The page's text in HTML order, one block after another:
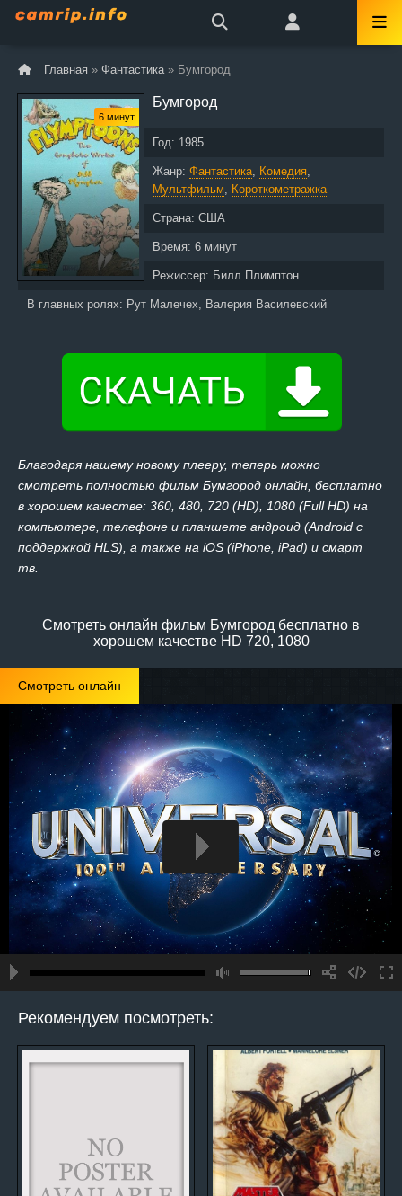
Главная » Фантастика » Бумгород
6 минут
Бумгород
Год: 1985
Жанр: Фантастика, Комедия,
Мультфильм, Короткометражка
Страна: США
Время: 6 минут
Режиссер: Билл Плимптон
В главных ролях: Рут Малечех, Валерия Василевский
Благодаря нашему новому плееру, теперь можно
смотреть полностью фильм Бумгород онлайн, бесплатно
в хорошем качестве: 360, 480, 720 (HD), 1080 (Full HD) на
компьютере, телефоне и планшете андроид (Android с
поддержкой HLS), а также на iOS (iPhone, iPad) и смарт
тв.
Смотреть онлайн фильм Бумгород бесплатно в
хорошем качестве HD 720, 1080
Смотреть онлайн
Рекомендуем посмотреть: